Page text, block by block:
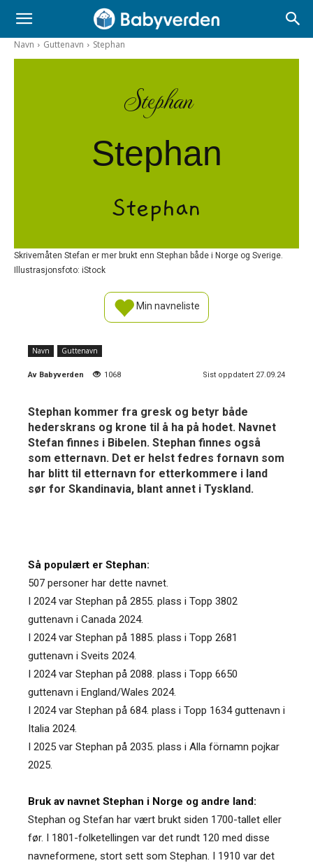
Navn Guttenavn Stephan
Stephan
Stephan
Stephan
Skrivemåten Stefan er mer brukt enn Stephan både i Norge og Sverige.
Illustrasjonsfoto: iStock
Min navneliste
Navn Guttenavn
Av Babyverden 1068 Sist oppdatert 27.09.24
Stephan kommer fra gresk og betyr både
hederskrans og krone til å ha på hodet. Navnet
Stefan finnes i Bibelen. Stephan finnes også
som etternavn. Det er helst fedres fornavn som
har blitt til etternavn for etterkommere i land
sør for Skandinavia, blant annet i Tyskland.
Så populært er Stephan:
507 personer har dette navnet.
I 2024 var Stephan på 2855. plass i Topp 3802
guttenavn i Canada 2024.
I 2024 var Stephan på 1885. plass i Topp 2681
guttenavn i Sveits 2024.
I 2024 var Stephan på 2088. plass i Topp 6650
guttenavn i England/Wales 2024.
I 2024 var Stephan på 684. plass i Topp 1634 guttenavn i
Italia 2024.
I 2025 var Stephan på 2035. plass i Alla förnamn pojkar
2025.
Bruk av navnet Stephan i Norge og andre land:
Stephan og Stefan har vært brukt siden 1700-tallet eller
før. I 1801-folketellingen var det rundt 120 med disse
navneformene, stort sett som Stephan. I 1910 var det